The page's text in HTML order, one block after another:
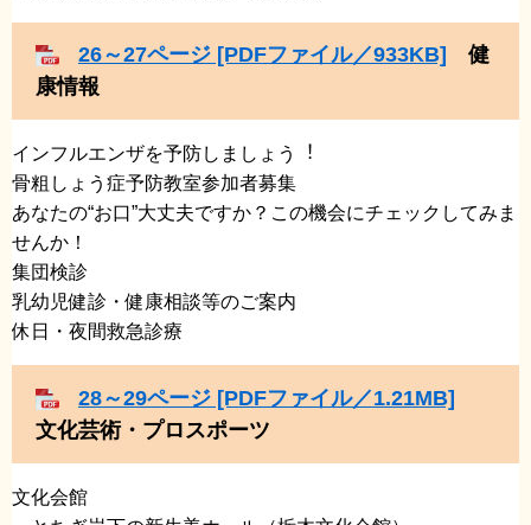
26～27ページ [PDFファイル／933KB] 健
康情報
​インフルエンザを予防しましょう︕
​骨粗しょう症予防教室参加者募集
​あなたの“お口”大丈夫ですか？この機会にチェックしてみま
せんか！
​集団検診
​乳幼児健診・健康相談等のご案内
​休日・夜間救急診療
28～29ページ [PDFファイル／1.21MB]
文化芸術・プロスポーツ
文化会館